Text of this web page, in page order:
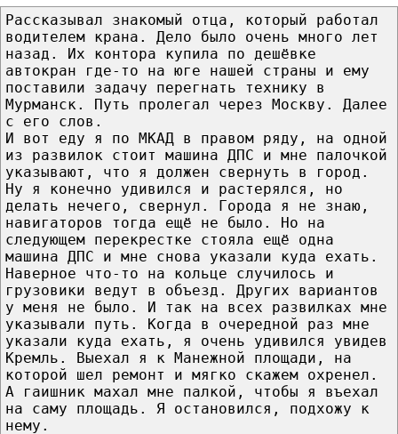
Рассказывал знакомый отца, который работал
водителем крана. Дело было очень много лет
назад. Их контора купила по дешёвке
автокран где-то на юге нашей страны и ему
поставили задачу перегнать технику в
Мурманск. Путь пролегал через Москву. Далее
с его слов.
И вот еду я по МКАД в правом ряду, на одной
из развилок стоит машина ДПС и мне палочкой
указывают, что я должен свернуть в город.
Ну я конечно удивился и растерялся, но
делать нечего, свернул. Города я не знаю,
навигаторов тогда ещё не было. Но на
следующем перекрестке стояла ещё одна
машина ДПС и мне снова указали куда ехать.
Наверное что-то на кольце случилось и
грузовики ведут в объезд. Других вариантов
у меня не было. И так на всех развилках мне
указывали путь. Когда в очередной раз мне
указали куда ехать, я очень удивился увидев
Кремль. Выехал я к Манежной площади, на
которой шел ремонт и мягко скажем охренел.
А гаишник махал мне палкой, чтобы я въехал
на саму площадь. Я остановился, подхожу к
нему.